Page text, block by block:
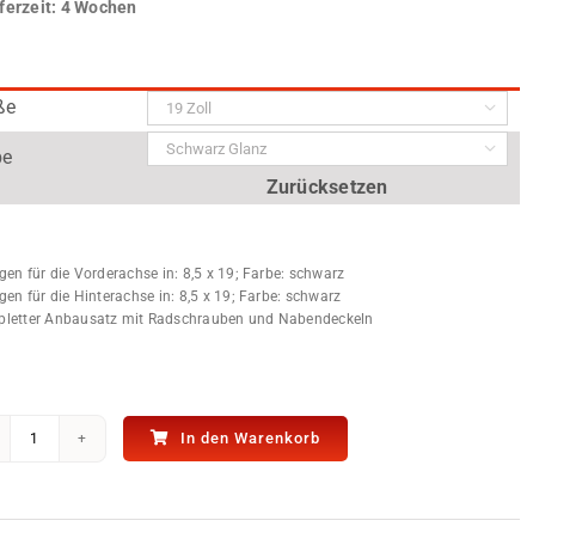
4 Wochen


Zurücksetzen
für die Vorderachse in: 8,5 x 19; Farbe: schwarz
für die Hinterachse in: 8,5 x 19; Farbe: schwarz
Anbausatz mit Radschrauben und Nabendeckeln
Leichtmetallfelgen
CAR
In den Warenkorb